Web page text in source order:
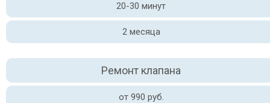
20-30 минут
2 месяца
Ремонт клапана
от 990 руб.